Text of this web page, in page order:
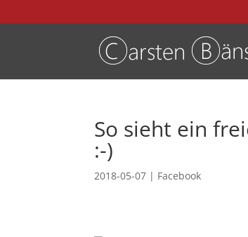
So sieht ein
:-)
2018-05-07 | Facebook